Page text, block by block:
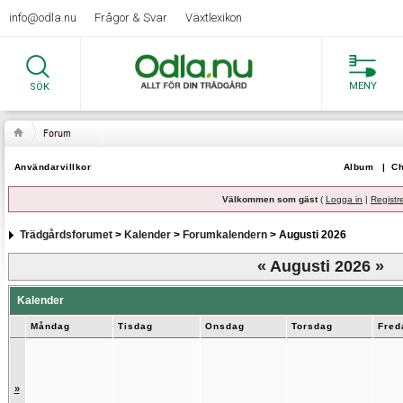
info@odla.nu Frågor & Svar Växtlexikon
SÖK MENY
Användarvillkor Album |
Välkommen som gäst( Logga in |
Trädgårdsforumet> Kalender> Forumkalendern> Augusti 2026
« Augusti 2026 »
Kalender
Måndag Tisdag Onsdag Torsdag
»